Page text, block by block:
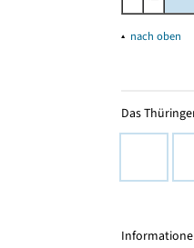
▴ nach oben
Das